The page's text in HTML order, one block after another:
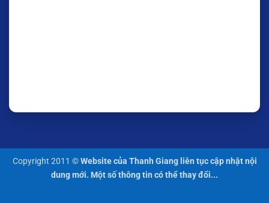
Copyright 2011 ©Website của Thanh Giang liên tục cập nhật nội
dung mới. Một số thông tin có thể thay đổi...